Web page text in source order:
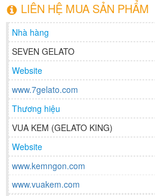
LIÊN HỆ MUA SẢN PHẨM
Nhà hàng
SEVEN GELATO
Website
www.7gelato.com
Thương hiệu
VUA KEM (GELATO KING)
Website
www.kemngon.com
www.vuakem.com